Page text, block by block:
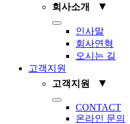
회사소개
▼
Toggle
Navigation
인사말
회사연혁
오시는 길
고객지원
고객지원
▼
Toggle
Navigation
CONTACT
온라인 문의